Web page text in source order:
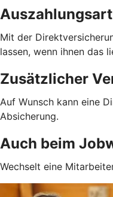
Mit der
lassen, wenn ihnen das
Zusätzlicher
Auf Wunsch kann eine
Absicherung.
Auch beim
Wechselt eine